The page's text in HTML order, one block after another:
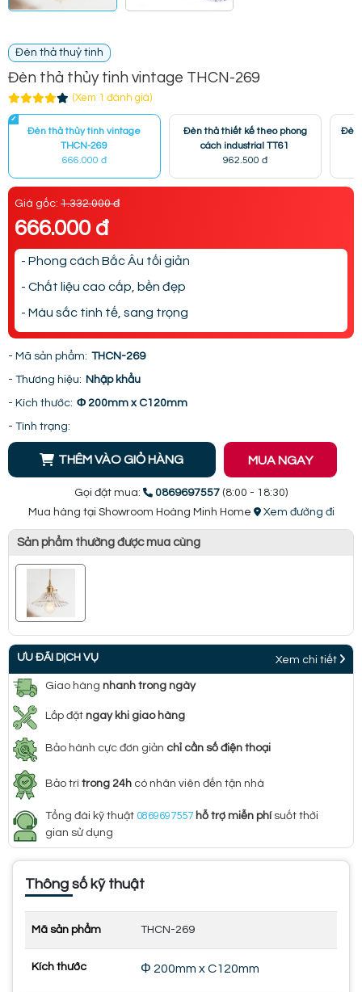
Đèn thả thuỷ tinh
Đèn thả thủy tinh vintage THCN-269
(Xem 1 đánh giá)
Đèn thả thủy tinh vintage
THCN-269
666.000 đ
Đèn thả thiết kế theo phong
cách industrial TT61
962.500 đ
Đèn
Giá gốc: 1.332.000 đ
666.000 đ
- Phong cách Bắc Âu tối giản
- Chất liệu cao cấp, bền đẹp
- Màu sắc tinh tế, sang trọng
- Mã sản phẩm: THCN-269
- Thương hiệu: Nhập khẩu
- Kích thước: Φ 200mm x C120mm
- Tình trạng:
THÊM VÀO GIỎ HÀNG MUA NGAY
Gọi đặt mua: 0869697557 (8:00 - 18:30)
Mua hàng tại Showroom Hoàng Minh Home
Xem đường đi
Sản phẩm thường được mua cùng
ƯU ĐÃI DỊCH VỤ Xem chi tiết
Giao hàng nhanh trong ngày
Lắp đặt ngay khi giao hàng
Bảo hành cực đơn giản chỉ cần số điện thoại
Bảo trì trong 24h có nhân viên đến tận nhà
Tổng đài kỹ thuật 0869697557 hỗ trợ miễn phí suốt thời
gian sử dụng
Thông số kỹ thuật
Mã sản phẩm THCN-269
Kích thước Φ 200mm x C120mm